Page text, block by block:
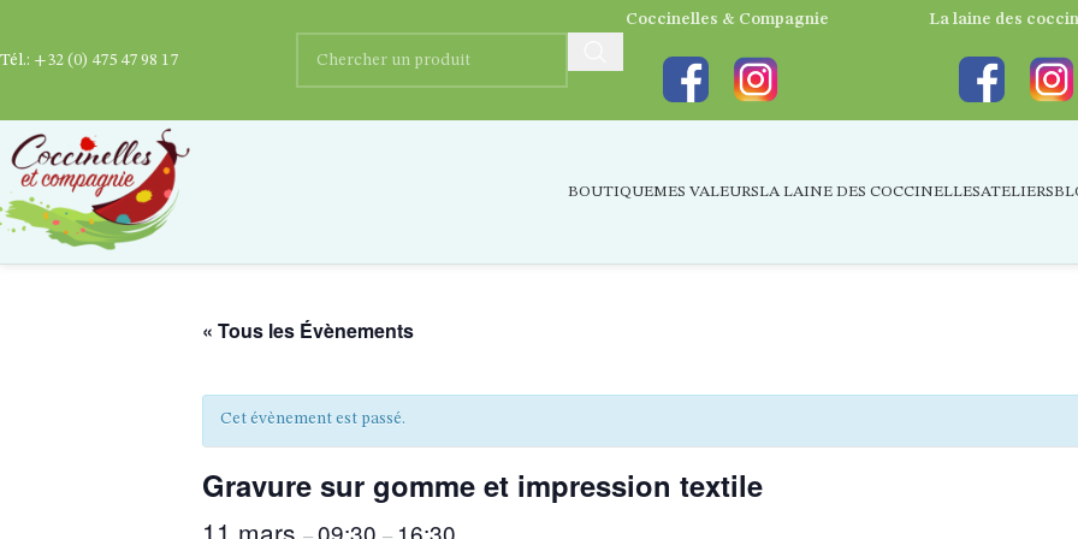
BOUTIQUEMES VALEURSLA LAINE DES COCCINELLESATELIERS
« Tous les Évènements
Cet évènement est passé.
Gravure sur gomme et impression textile
Tél.: +32 (0) 475 47 98 17
Coccinelles & Compagnie La laine des